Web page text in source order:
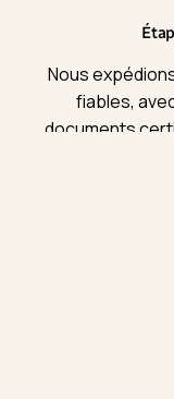
Nous
fiables,
documents